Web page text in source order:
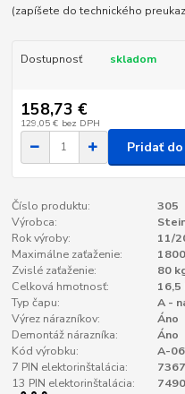
(zapíšete do technického
Dostupnosť skladom
158,73 €
129,05 € bez DPH
Pridať
Číslo produktu:
305
Výrobca:
Rok výroby:
11/
Maximálne zaťaženie:
Zvislé zaťaženie:
80
Celková hmotnosť:
16,5
Typ čapu:
A -
Výrez nárazníkov:
Áno
Demontáž nárazníka:
Áno
Kód výrobku:
A-
7 PIN elektorinštalácia:
13 PIN elektorinštalácia: